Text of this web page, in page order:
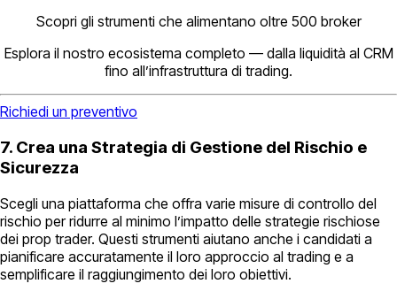
Scopri gli strumenti che alimentano oltre 500 broker
Esplora il nostro ecosistema completo — dalla liquidità al CRM
fino all’infrastruttura di trading.
Richiedi un preventivo
7. Crea una Strategia di Gestione del Rischio e
Sicurezza
Scegli una piattaforma che offra varie misure di controllo del
rischio per ridurre al minimo l’impatto delle strategie rischiose
dei prop trader. Questi strumenti aiutano anche i candidati a
pianificare accuratamente il loro approccio al trading e a
semplificare il raggiungimento dei loro obiettivi.